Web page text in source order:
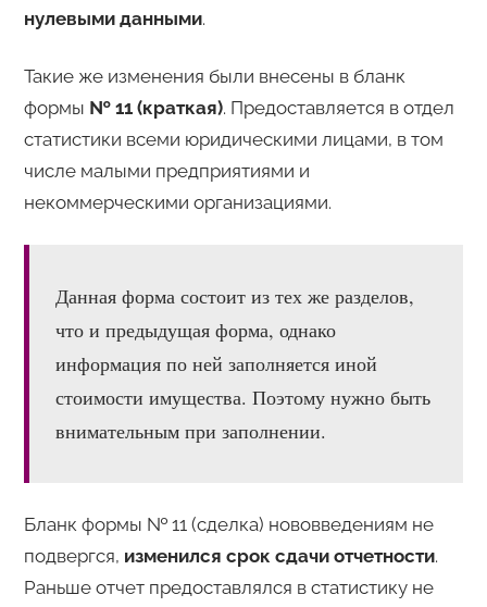
нулевыми данными.
Такие же изменения были внесены в бланк
формы № 11 (краткая). Предоставляется в отдел
статистики всеми юридическими лицами, в том
числе малыми предприятиями и
некоммерческими организациями.
Данная форма состоит из тех же разделов,
что и предыдущая форма, однако
информация по ней заполняется иной
стоимости имущества. Поэтому нужно быть
внимательным при заполнении.
Бланк формы № 11 (сделка) нововведениям не
подвергся, изменился срок сдачи отчетности.
Раньше отчет предоставлялся в статистику не